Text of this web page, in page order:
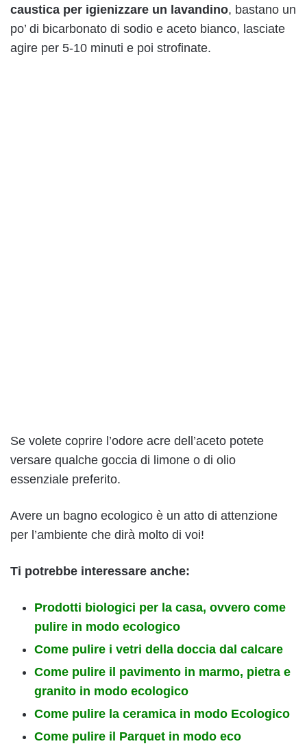
caustica per igienizzare un lavandino, bastano un
po’ di bicarbonato di sodio e aceto bianco, lasciate
agire per 5-10 minuti e poi strofinate.
Se volete coprire l’odore acre dell’aceto potete
versare qualche goccia di limone o di olio
essenziale preferito.
Avere un bagno ecologico è un atto di attenzione
per l’ambiente che dirà molto di voi!
Ti potrebbe interessare anche:
Prodotti biologici per la casa, ovvero come
pulire in modo ecologico
Come pulire i vetri della doccia dal calcare
Come pulire il pavimento in marmo, pietra e
granito in modo ecologico
Come pulire la ceramica in modo Ecologico
Come pulire il Parquet in modo eco